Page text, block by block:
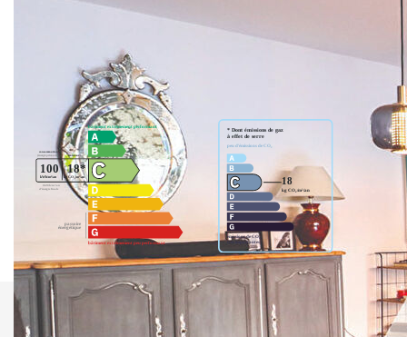
Nous contacter
Diagnostics énergétiques
Imprimer